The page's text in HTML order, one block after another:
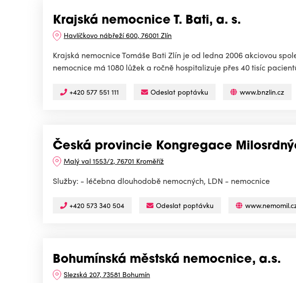
Krajská nemocnice T. Bati, a. s.
Havlíčkovo nábřeží 600, 76001 Zlín
Krajská nemocnice Tomáše Bati Zlín je od ledna 2006 akciovou
nemocnice má 1080 lůžek a ročně hospitalizuje přes 40 tisíc
+420 577 551 111 Odeslat poptávku www.bnzlin.cz
Česká provincie Kongregace
Malý val 1553/2, 76701 Kroměříž
Služby: - léčebna dlouhodobě nemocných, LDN - nemocnice
+420 573 340 504 Odeslat poptávku
Bohumínská městská nemocnice, a.s.
Slezská 207, 73581 Bohumín